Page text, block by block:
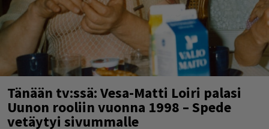
Tänään tv:ssä: Vesa-Matti Loiri palasi
Uunon rooliin vuonna 1998 – Spede
vetäytyi sivummalle